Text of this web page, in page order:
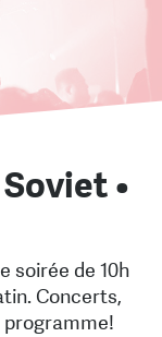
•
soirée de 10h
Concerts,